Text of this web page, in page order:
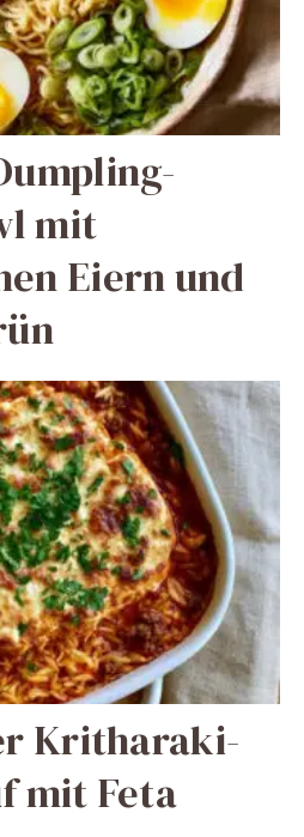
mit
Eiern und
Kritharaki-
mit Feta